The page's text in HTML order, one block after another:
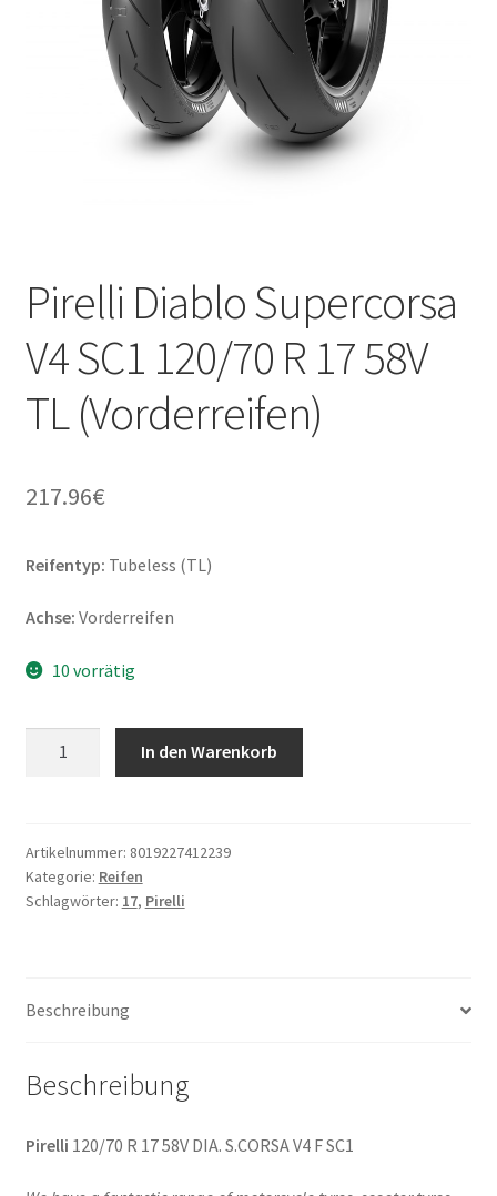
Pirelli Diablo Supercorsa
V4 SC1 120/70 R 17 58V
TL (Vorderreifen)
217.96€
Reifentyp: Tubeless (TL)
Achse: Vorderreifen
10 vorrätig
SC1
120/70
R
(Vorderreifen)
In den Warenkorb
Artikelnummer: 8019227412239
Kategorie: Reifen
Schlagwörter: 17, Pirelli
Beschreibung
Beschreibung
Pirelli 120/70 R 17 58V DIA. S.CORSA V4 F SC1